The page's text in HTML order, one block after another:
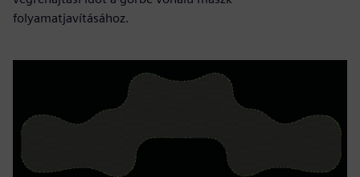
folyamatjavításához.